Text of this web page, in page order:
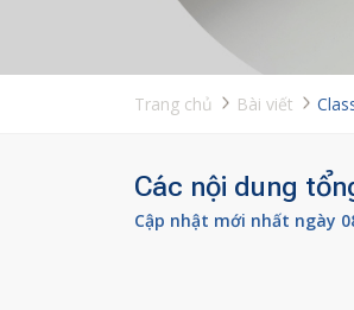
Trang chủ Bài viết
Các nội dung
Cập nhật mới nhất ngày